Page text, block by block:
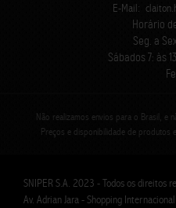
E-Mail:
Horário
Seg. a
Sábados 7: às
Não realizamos envios para o Brasil, e
Preços e disponibilidade de produtos
SNIPER S.A. 2023 - Todos os direitos
Av. Adrian Jara - Shopping